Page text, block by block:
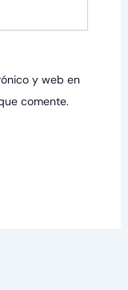
y web en
comente.